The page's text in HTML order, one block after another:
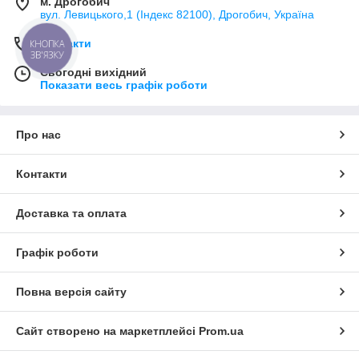
вул. Левицького,1 (Індекс 82100), Дрогобич, Україна
Контакти
Сьогодні вихідний
Показати весь графік роботи
Про нас
Контакти
Доставка та оплата
Графік роботи
Повна версія сайту
Сайт створено на маркетплейсі Prom.ua
КНОПКА
ЗВ'ЯЗКУ